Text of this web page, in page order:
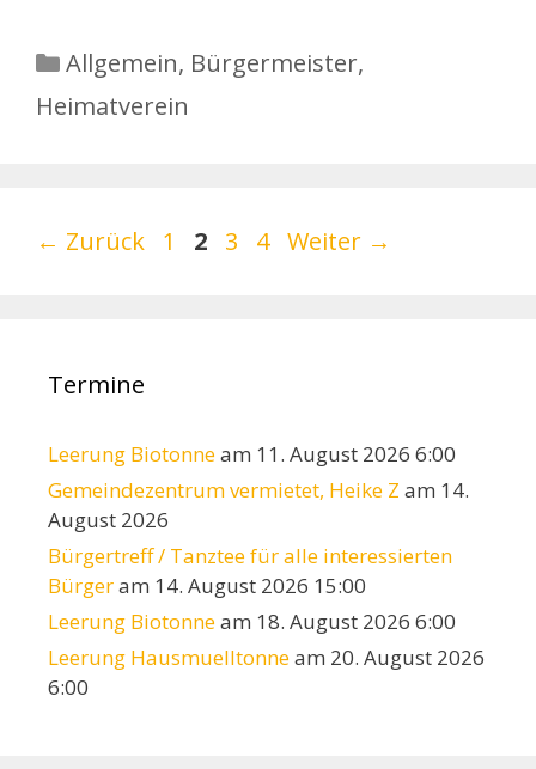
Kategorien
Allgemein, Bürgermeister,
Heimatverein
← Zurück Seite
1 Seite
2 Seite
3 Seite
4 Weiter →
Termine
Leerung Biotonneam 11. August 2026 6:00
Gemeindezentrum vermietet, Heike Z am 14.
August 2026
Bürgertreff / Tanztee für alle interessierten
Bürgeram 14. August 2026 15:00
Leerung Biotonneam 18. August 2026 6:00
Leerung Hausmuelltonneam 20. August 2026
6:00